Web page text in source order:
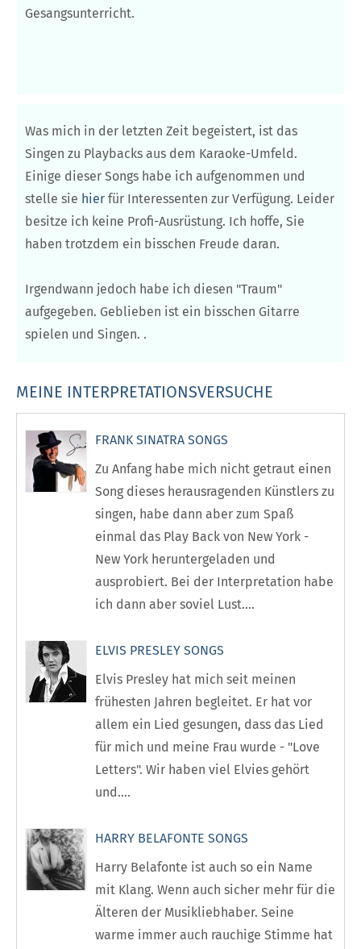
Gesangsunterricht.
Was mich in der letzten Zeit begeistert, ist das
Singen zu Playbacks aus dem Karaoke-Umfeld.
Einige dieser Songs habe ich aufgenommen und
stelle sie hier für Interessenten zur Verfügung. Leider
besitze ich keine Profi-Ausrüstung. Ich hoffe, Sie
haben trotzdem ein bisschen Freude daran.
Irgendwann jedoch habe ich diesen "Traum"
aufgegeben. Geblieben ist ein bisschen Gitarre
spielen und Singen. .
MEINE INTERPRETATIONSVERSUCHE
FRANK SINATRA SONGS
Zu Anfang habe mich nicht getraut einen
Song dieses herausragenden Künstlers zu
singen, habe dann aber zum Spaß
einmal das Play Back von New York -
New York heruntergeladen und
ausprobiert. Bei der Interpretation habe
ich dann aber soviel Lust....
ELVIS PRESLEY SONGS
Elvis Presley hat mich seit meinen
frühesten Jahren begleitet. Er hat vor
allem ein Lied gesungen, dass das Lied
für mich und meine Frau wurde - "Love
Letters". Wir haben viel Elvies gehört
und....
HARRY BELAFONTE SONGS
Harry Belafonte ist auch so ein Name
mit Klang. Wenn auch sicher mehr für die
Älteren der Musikliebhaber. Seine
warme immer auch rauchige Stimme hat